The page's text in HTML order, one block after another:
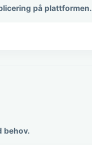
på plattformen.
behov.